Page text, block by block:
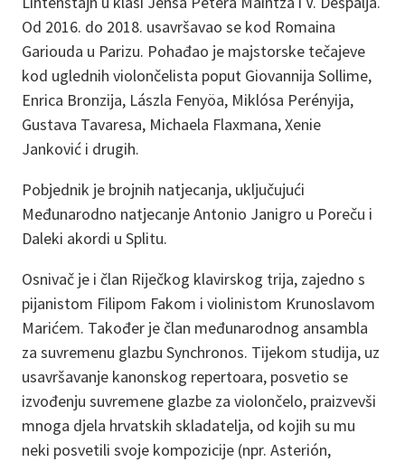
Od 2016. do 2018. usavršavao se kod Romaina
Gariouda u Parizu. Pohađao je majstorske tečajeve
kod uglednih violončelista poput Giovannija Sollime,
Enrica Bronzija, Lászla Fenyöa, Miklósa Perényija,
Gustava Tavaresa, Michaela Flaxmana, Xenie
Janković i drugih.
Pobjednik je brojnih natjecanja, uključujući
Međunarodno natjecanje Antonio Janigro u Poreču i
Daleki akordi u Splitu.
Osnivač je i član Riječkog klavirskog trija, zajedno s
pijanistom Filipom Fakom i violinistom Krunoslavom
Marićem. Također je član međunarodnog ansambla
za suvremenu glazbu Synchronos. Tijekom studija, uz
usavršavanje kanonskog repertoara, posvetio se
izvođenju suvremene glazbe za violončelo, praizvevši
mnoga djela hrvatskih skladatelja, od kojih su mu
neki posvetili svoje kompozicije (npr. Asterión,